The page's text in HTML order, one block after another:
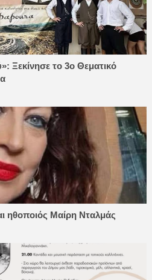
Ξεκίνησε το 3ο Θεματικό
ηθοποιός Μαίρη Νταλμάς